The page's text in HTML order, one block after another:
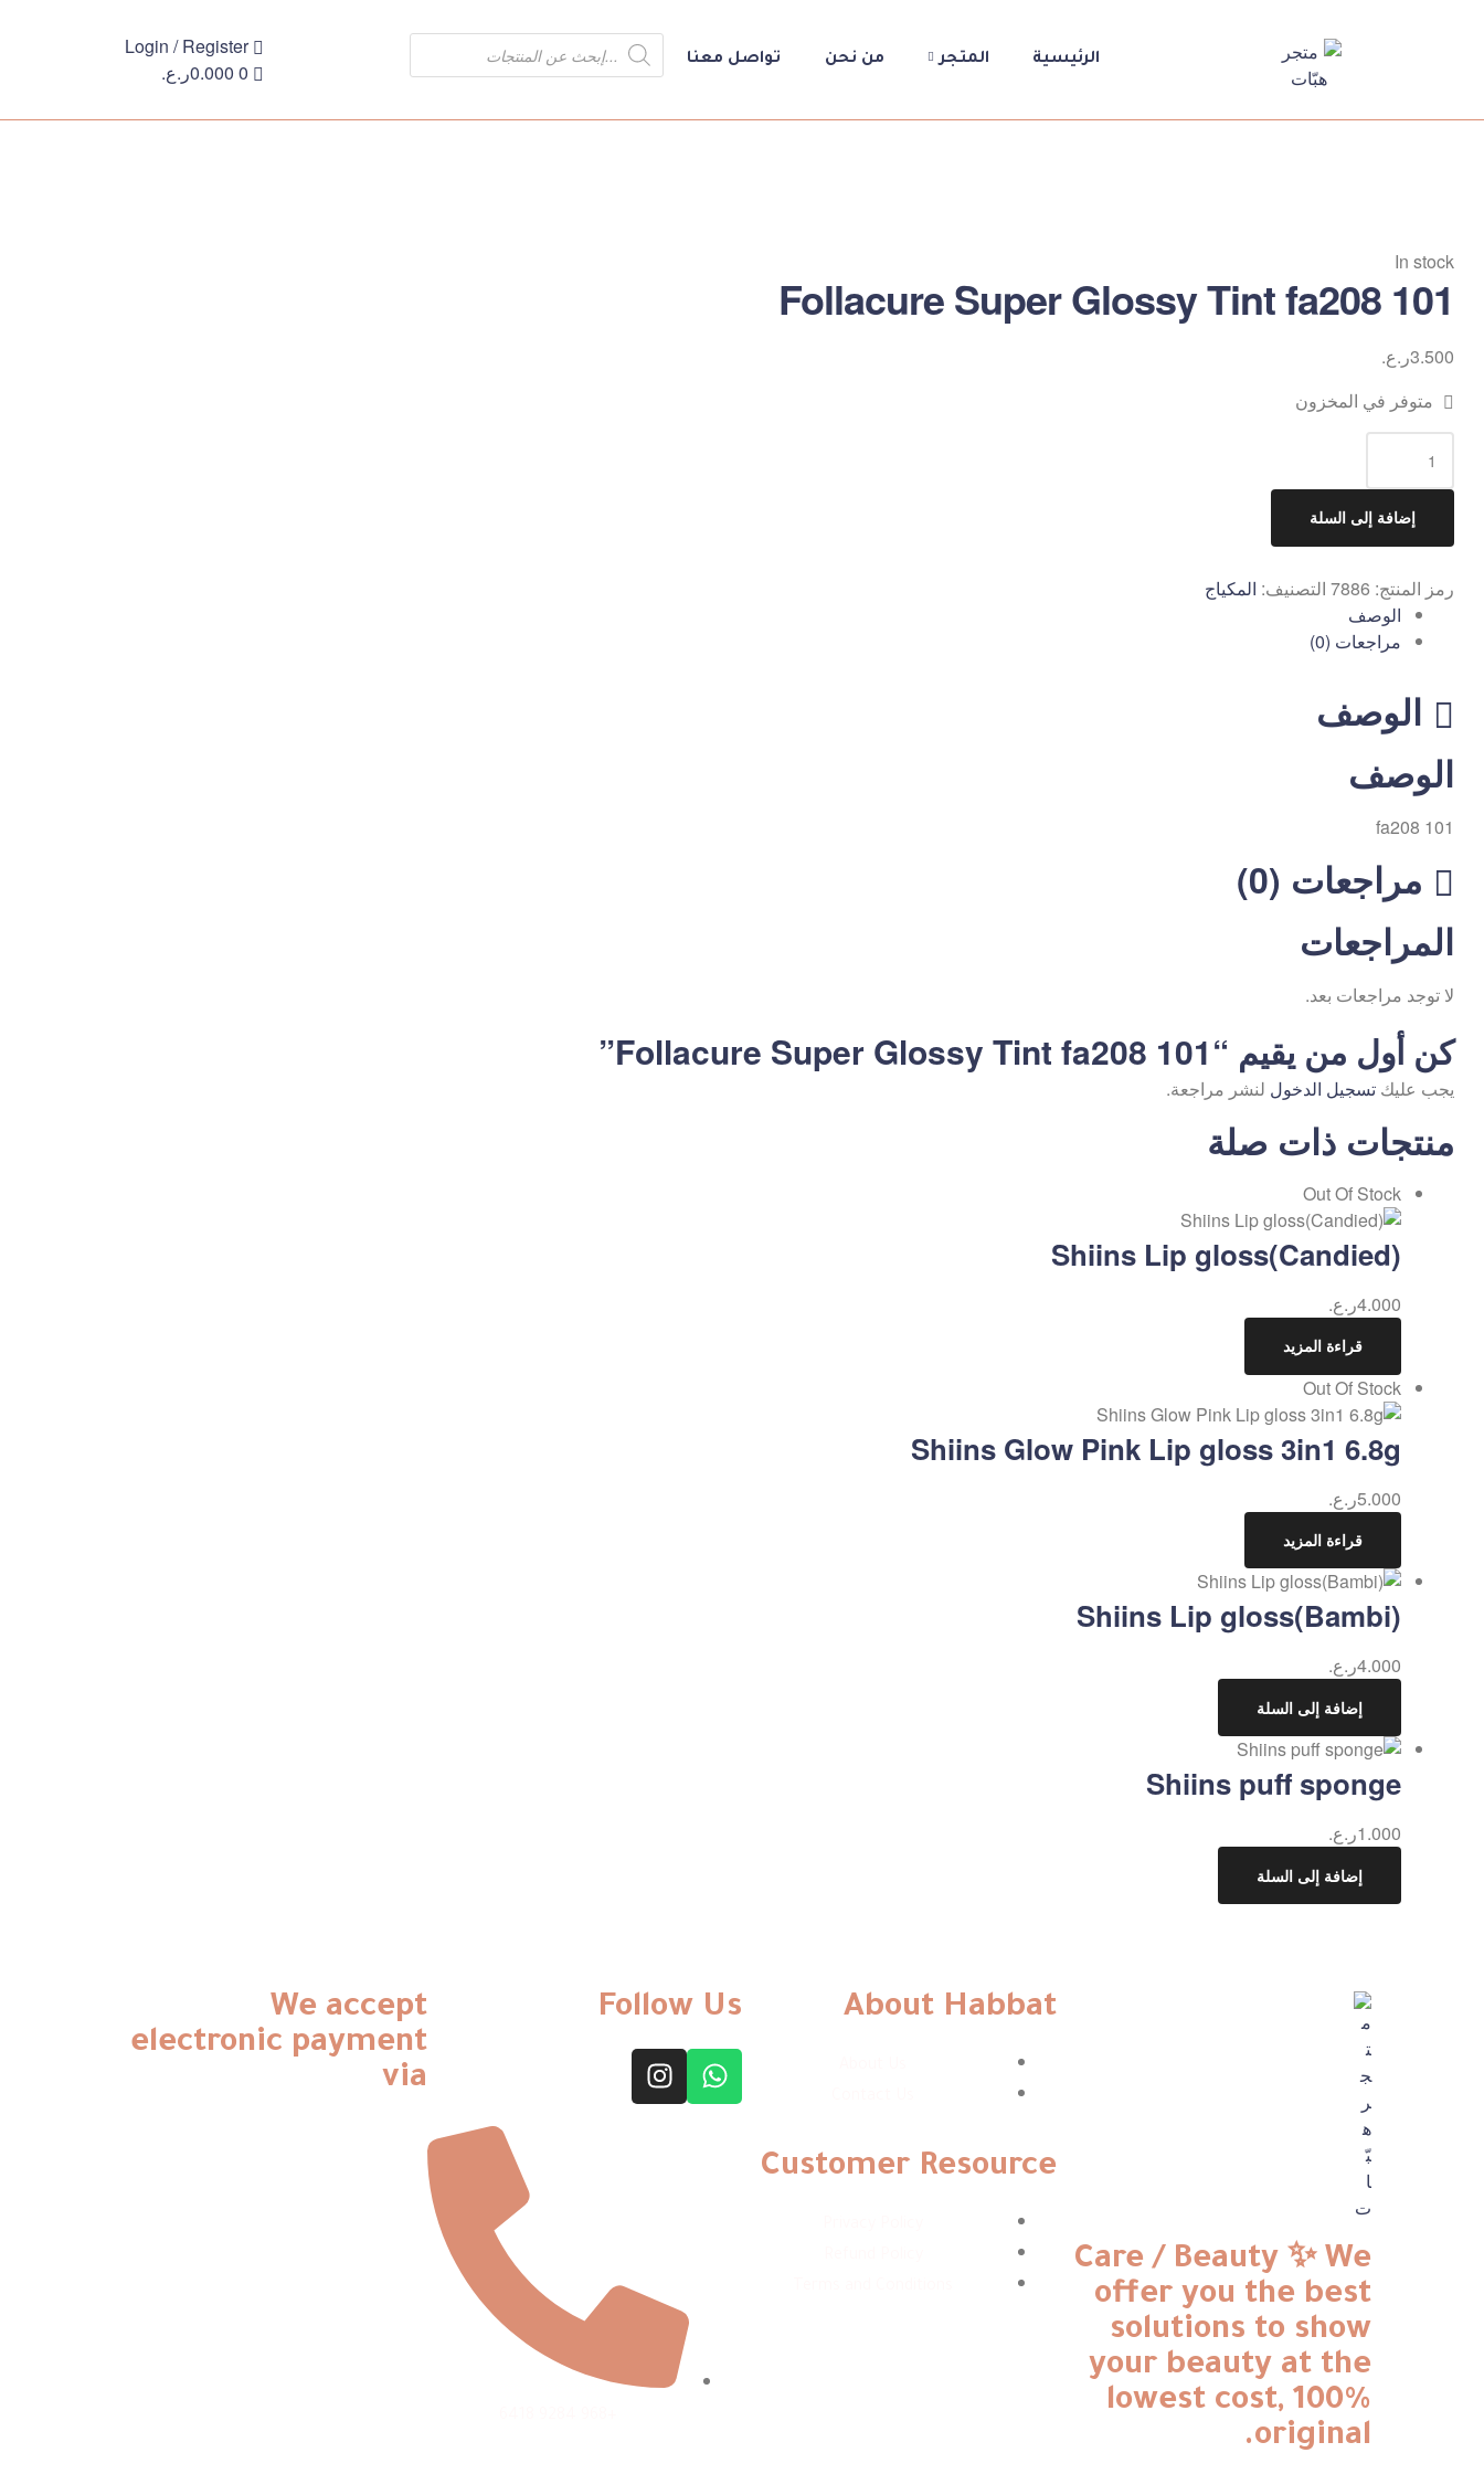
متجر
ولكم
الرئيسية المتجر من نحن تواصل معنا
Login / Register
0
0.000ر.ع.
In stock
Follacure Super Glossy Tint fa208 101
3.500ر.ع.
متوفر في المخزون
إضافة إلى السلة
رمز المنتج: 7886 التصنيف: المكياج
الوصف
مراجعات (0)
الوصف
الوصف
fa208 101
مراجعات (0)
المراجعات
لا توجد مراجعات بعد.
كن أول من يقيم “Follacure Super Glossy Tint fa208 101”
يجب عليك تسجيل الدخول لنشر مراجعة.
منتجات ذات صلة
Out Of Stock
Shiins Lip gloss(Candied)
4.000ر.ع.
قراءة المزيد
Out Of Stock
Shiins Glow Pink Lip gloss 3in1 6.8g
5.000ر.ع.
قراءة المزيد
Shiins Lip gloss(Bambi)
4.000ر.ع.
إضافة إلى السلة
Shiins puff sponge
1.000ر.ع.
إضافة إلى السلة
متجر
هبّات
💕
متجر
لك
ولكِ
ولكم
Care / Beauty ✨ We
offer you the best
solutions to show
your beauty at the
lowest cost, 100%
original.
About Habbat
Customer Resource
Follow Us
We accept
electronic payment
via